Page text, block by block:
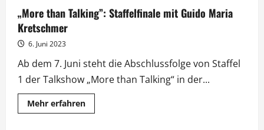
„More than Talking”: Staffelfinale mit Guido Maria
Kretschmer
6. Juni 2023
Ab dem 7. Juni steht die Abschlussfolge von Staffel
1 der Talkshow „More than Talking“ in der...
Mehr erfahrenMehr
Informationen